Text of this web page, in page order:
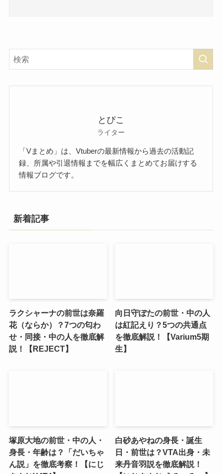
とぴこ
ライター
「Vまとめ」は、Vtuberの最新情報から過去の活動記
録、所属や引退情報までを幅広くまとめてお届けする
情報ブログです。
新着記事
ラクシャーナの前世は奈羅
花（ならか）？7つの匂わ
せ・同接・中の人を徹底解
説！【REJECT】
向日守ぽたの前世・中の人
は紅記えり？5つの共通点
を徹底解説！【Varium5期
生】
塚原大地の前世・中の人・
身長・年齢は？「だいちゃ
ん説」を徹底考察！【にじ
白砂あやねの身長・誕生
日・前世は？VTA出身・未
来丹音羽説を徹底解説！